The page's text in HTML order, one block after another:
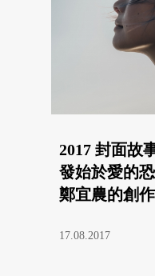
2017 封面故
發始於愛的
鄭宜農的創
17.08.2017